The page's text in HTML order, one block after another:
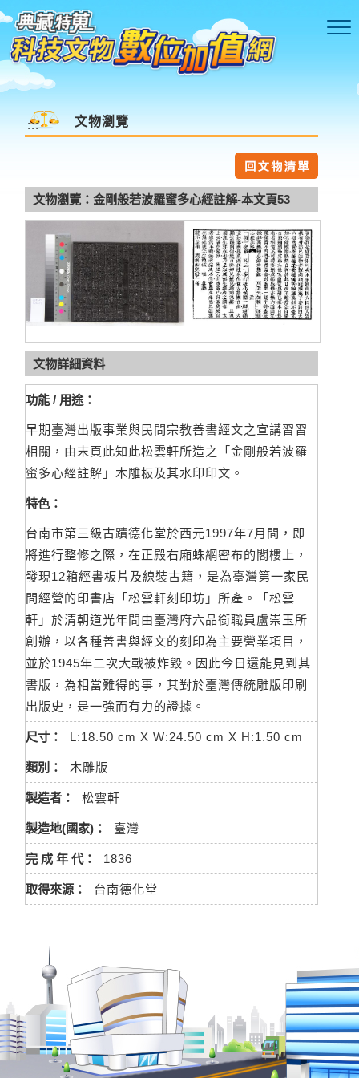
跳到主要內容區塊
::: 文物瀏覽
文物瀏覽：金剛般若波羅蜜多心經註解-本文頁53
文物詳細資料
功能 / 用途：
早期臺灣出版事業與民間宗教善書經文之宣講習習
相關，由末頁此知此松雲軒所造之「金剛般若波羅
蜜多心經註解」木雕板及其水印印文。
特色：
台南市第三級古蹟德化堂於西元1997年7月間，即
將進行整修之際，在正殿右廂蛛網密布的閣樓上，
發現12箱經書板片及線裝古籍，是為臺灣第一家民
間經營的印書店「松雲軒刻印坊」所產。「松雲
軒」於清朝道光年間由臺灣府六品銜職員盧崇玉所
創辦，以各種善書與經文的刻印為主要營業項目，
並於1945年二次大戰被炸毀。因此今日還能見到其
書版，為相當難得的事，其對於臺灣傳統雕版印刷
出版史，是一強而有力的證據。
尺寸： L:18.50 cm X W:24.50 cm X H:1.50 cm
類別： 木雕版
製造者： 松雲軒
製造地(國家)： 臺灣
完 成 年 代： 1836
取得來源： 台南德化堂